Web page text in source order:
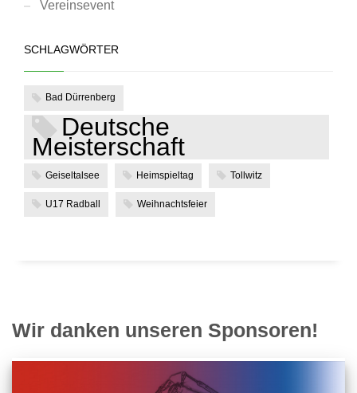
Vereinsevent
SCHLAGWÖRTER
Bad Dürrenberg
Deutsche
Meisterschaft
Geiseltalsee Heimspieltag Tollwitz
U17 Radball Weihnachtsfeier
Wir danken unseren Sponsoren!